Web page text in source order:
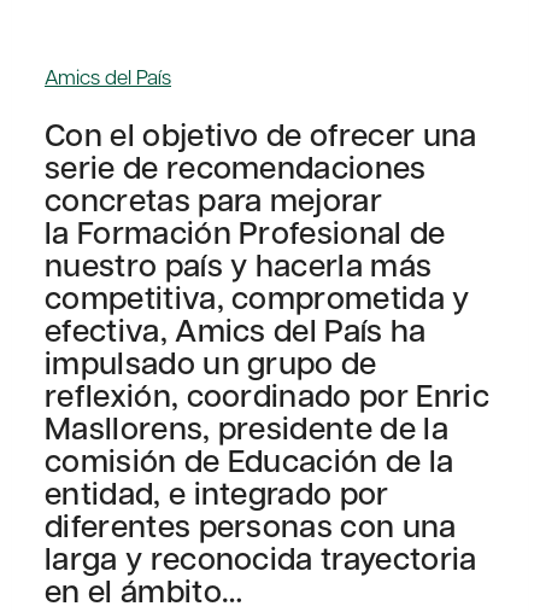
Amics del País
Con el objetivo de ofrecer una
serie de recomendaciones
concretas para mejorar
la Formación Profesional de
nuestro país y hacerla más
competitiva, comprometida y
efectiva, Amics del País ha
impulsado un grupo de
reflexión, coordinado por Enric
Masllorens, presidente de la
comisión de Educación de la
entidad, e integrado por
diferentes personas con una
larga y reconocida trayectoria
en el ámbito…